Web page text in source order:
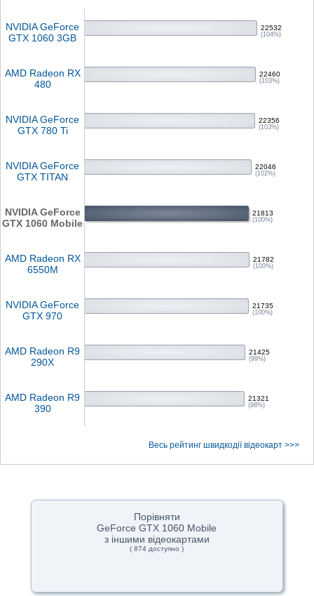
NVIDIA GeForce
GTX 1060 3GB
22532
(104%)
AMD Radeon RX
480
22460
(103%)
NVIDIA GeForce
GTX 780 Ti
22356
(103%)
NVIDIA GeForce
GTX TITAN
22046
(102%)
NVIDIA GeForce
GTX 1060 Mobile
21813
(100%)
AMD Radeon RX
6550M
21782
(100%)
NVIDIA GeForce
GTX 970
21735
(100%)
AMD Radeon R9
290X
21425
(99%)
AMD Radeon R9
390
21321
(98%)
Весь рейтинг швидкодії відеокарт >>>
Порівняти
GeForce GTX 1060 Mobile
з іншими відеокартами
( 874 доступно )